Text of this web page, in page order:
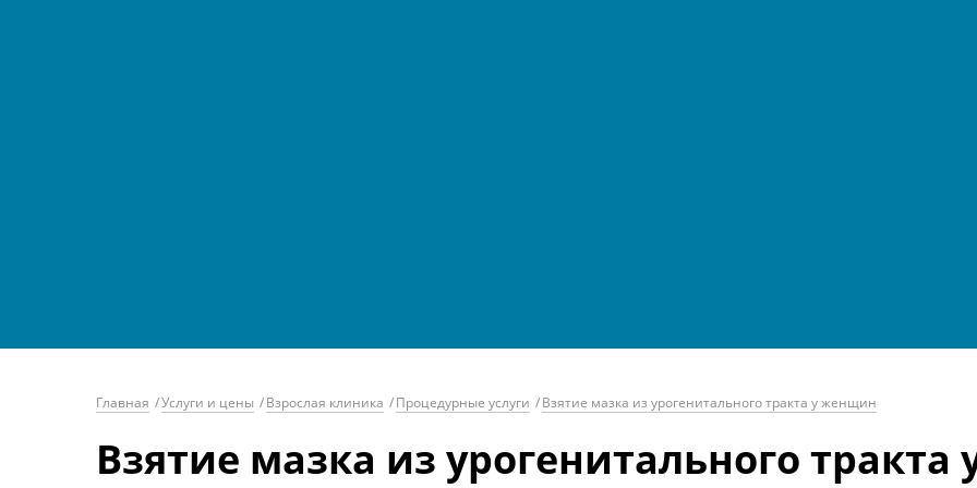
Главная /Услуги и цены /Взрослая клиника /Процедурные услуги /Взятие мазка из урогенитального тракта у женщин
Взятие мазка из урогенитального